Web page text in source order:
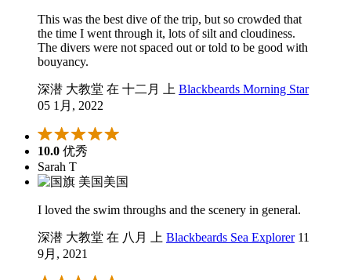
This was the best dive of the trip, but so crowded that
the time I went through it, lots of silt and cloudiness.
The divers were not spaced out or told to be good with
bouyancy.
深潜 大教堂 在 十二月 上 Blackbeards Morning Star
05 1月, 2022
10.0 优秀
Sarah T
美国
I loved the swim throughs and the scenery in general.
深潜 大教堂 在 八月 上 Blackbeards Sea Explorer 11
9月, 2021